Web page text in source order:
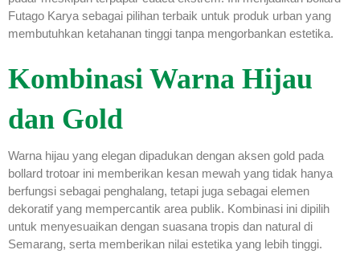
Futago Karya sebagai pilihan terbaik untuk produk urban yang
membutuhkan ketahanan tinggi tanpa mengorbankan estetika.
Kombinasi Warna Hijau
dan Gold
Warna hijau yang elegan dipadukan dengan aksen gold pada
bollard trotoar ini memberikan kesan mewah yang tidak hanya
berfungsi sebagai penghalang, tetapi juga sebagai elemen
dekoratif yang mempercantik area publik. Kombinasi ini dipilih
untuk menyesuaikan dengan suasana tropis dan natural di
Semarang, serta memberikan nilai estetika yang lebih tinggi.